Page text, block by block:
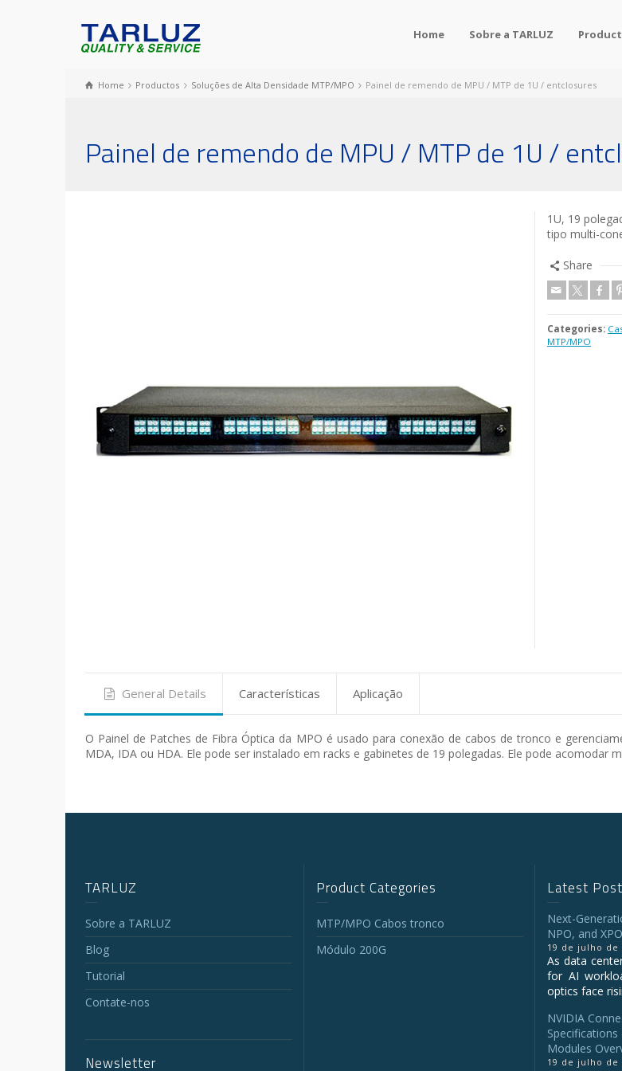
Home Sobre a TARLUZ
Home Productos Soluções de Alta Densidade MTP/MPO Painel de remendo de MPU / MTP de 1U / entclosures
Painel de remendo de MPU / MTP de 1U /
1U, 19
tipo multi-
Share
Categories:
MTP/MPO
General Details Características Aplicação
O Painel de Patches de Fibra Óptica da MPO é usado para conexão de cabos de tronco e
MDA, IDA ou HDA. Ele pode ser instalado em racks e gabinetes de 19 polegadas. Ele pode acomodar
TARLUZ
Sobre a TARLUZ
Blog
Tutorial
Contate-nos
Newsletter
Product Categories
MTP/MPO Cabos tronco
Módulo 200G
Latest Post
Next-
NPO, and
19 de julho de
As data
for AI
optics face
NVIDIA
Modules
19 de julho de